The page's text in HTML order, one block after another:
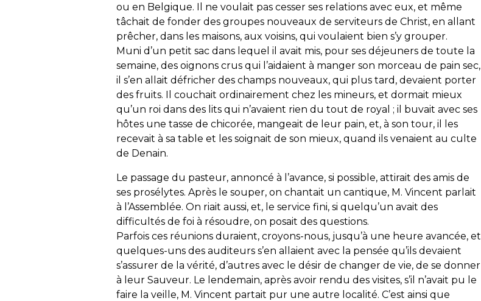
ou en Belgique. Il ne voulait pas cesser ses relations avec eux, et même
tâchait de fonder des groupes nouveaux de serviteurs de Christ, en allant
prêcher, dans les maisons, aux voisins, qui voulaient bien s’y grouper.
Muni d’un petit sac dans lequel il avait mis, pour ses déjeuners de toute la
semaine, des oignons crus qui l’aidaient à manger son morceau de pain sec,
il s’en allait défricher des champs nouveaux, qui plus tard, devaient porter
des fruits. Il couchait ordinairement chez les mineurs, et dormait mieux
qu’un roi dans des lits qui n’avaient rien du tout de royal ; il buvait avec ses
hôtes une tasse de chicorée, mangeait de leur pain, et, à son tour, il les
recevait à sa table et les soignait de son mieux, quand ils venaient au culte
de Denain.
Le passage du pasteur, annoncé à l’avance, si possible, attirait des amis de
ses prosélytes. Après le souper, on chantait un cantique, M. Vincent parlait
à l’Assemblée. On riait aussi, et, le service fini, si quelqu’un avait des
difficultés de foi à résoudre, on posait des questions.
Parfois ces réunions duraient, croyons-nous, jusqu’à une heure avancée, et
quelques-uns des auditeurs s’en allaient avec la pensée qu’ils devaient
s’assurer de la vérité, d’autres avec le désir de changer de vie, de se donner
à leur Sauveur. Le lendemain, après avoir rendu des visites, s’il n’avait pu le
faire la veille, M. Vincent partait pur une autre localité. C’est ainsi que